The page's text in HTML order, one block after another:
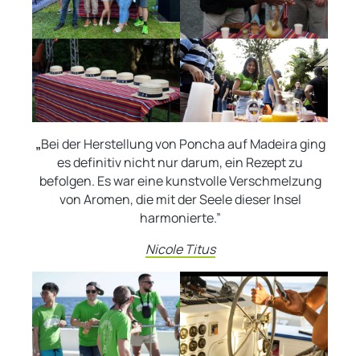
„Bei der Herstellung von Poncha auf Madeira ging
es definitiv nicht nur darum, ein Rezept zu
befolgen. Es war eine kunstvolle Verschmelzung
von Aromen, die mit der Seele dieser Insel
harmonierte.”
Nicole Titus